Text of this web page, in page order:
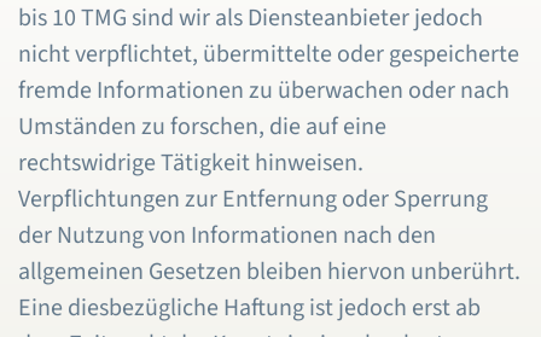
bis 10 TMG sind wir als Diensteanbieter jedoch
nicht verpflichtet, übermittelte oder gespeicherte
fremde Informationen zu überwachen oder nach
Umständen zu forschen, die auf eine
rechtswidrige Tätigkeit hinweisen.
Verpflichtungen zur Entfernung oder Sperrung
der Nutzung von Informationen nach den
allgemeinen Gesetzen bleiben hiervon unberührt.
Eine diesbezügliche Haftung ist jedoch erst ab